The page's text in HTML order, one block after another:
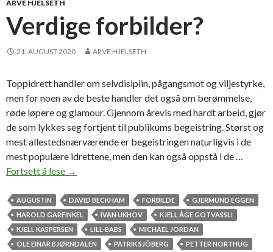
ARVE HJELSETH
Verdige forbilder?
21. AUGUST 2020 ARVE HJELSETH
Toppidrett handler om selvdisiplin, pågangsmot og viljestyrke,
men for noen av de beste handler det også om berømmelse,
røde løpere og glamour. Gjennom årevis med hardt arbeid, gjør
de som lykkes seg fortjent til publikums begeistring. Størst og
mest allestedsnærværende er begeistringen naturligvis i de
mest populære idrettene, men den kan også oppstå i de …
Fortsett å lese V
r
d
i
g
→
AUGUSTIN DAVID BECKHAM FORBILDE
GJERMUND EGGEN
HAROLD GARFINKEL
IVAN UKHOV
KJELL ÅGE GOTVASSLI
KJELL KASPERSEN
LILL-BABS
MICHAEL JORDAN
OLE EINAR BJØRNDALEN
PATRIK SJÖBERG
PETTER NORTHUG